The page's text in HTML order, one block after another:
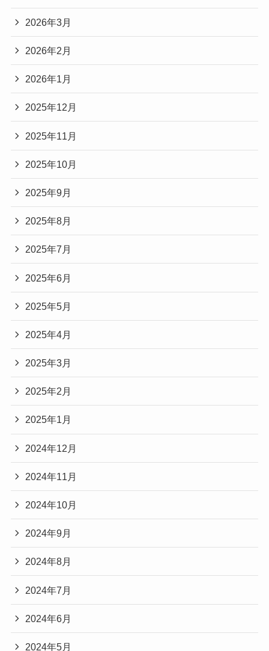
2026年3月
2026年2月
2026年1月
2025年12月
2025年11月
2025年10月
2025年9月
2025年8月
2025年7月
2025年6月
2025年5月
2025年4月
2025年3月
2025年2月
2025年1月
2024年12月
2024年11月
2024年10月
2024年9月
2024年8月
2024年7月
2024年6月
2024年5月